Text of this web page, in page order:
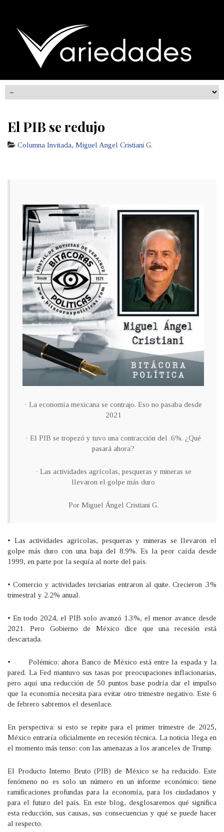
El PIB se redujo
Columna Invitada, Miguel Angel Cristiani G.
· La economía mexicana se contrajo. Eso no pasaba desde
2021
· El PIB se tropezó y tuvo una contracción del .6%. ¿Qué
pasará ahora?
· Las actividades agrícolas, pesqueras y mineras se
llevaron el golpe más duro
Por Miguel Ángel Cristiani G.
• Las actividades agrícolas, pesqueras y mineras se llevaron el
golpe más duro con una baja del 8.9%. Es la peor caída desde
1999, en parte por la sequía al norte del país.
• Comercio y actividades terciarias entraron al quite. Crecieron .3%
trimestral y 2.2% anual.
• En todo 2024, el PIB solo avanzó 1.3%, el menor avance desde
2021. Pero Gobierno de México dice que una recesión está
descartada.
• Polémico: ahora Banco de México está entre la espada y la
pared. La Fed mantuvo sus tasas por preocupaciones inflacionarias,
pero aquí una reducción de 50 puntos base podría dar el impulso
que la economía necesita para evitar otro trimestre negativo. Este 6
de febrero sabremos el desenlace.
En perspectiva: si esto se repite para el primer trimestre de 2025,
México entraría oficialmente en recesión técnica. La noticia llega en
el momento más tenso: con las amenazas a los aranceles de Trump.
El Producto Interno Bruto (PIB) de México se ha reducido. Este
fenómeno no es solo un número en un informe económico; tiene
ramificaciones profundas para la economía, para los ciudadanos y
para el futuro del país. En este blog, desglosaremos qué significa
esta reducción, sus causas, sus consecuencias y qué se puede hacer
al respecto.